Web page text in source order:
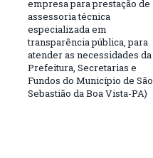
empresa para prestação de
assessoria técnica
especializada em
transparência pública, para
atender as necessidades da
Prefeitura, Secretarias e
Fundos do Município de São
Sebastião da Boa Vista-PA)